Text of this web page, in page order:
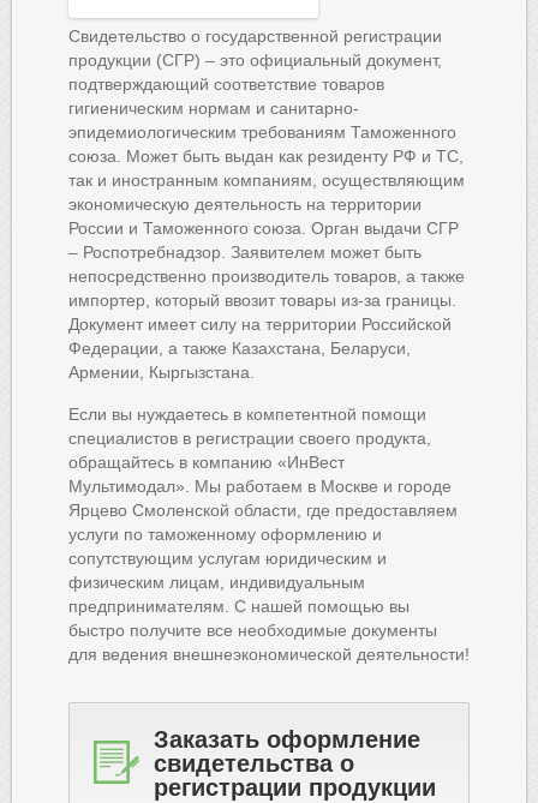
Свидетельство о государственной регистрации
продукции (СГР) – это официальный документ,
подтверждающий соответствие товаров
гигиеническим нормам и санитарно-
эпидемиологическим требованиям Таможенного
союза. Может быть выдан как резиденту РФ и ТС,
так и иностранным компаниям, осуществляющим
экономическую деятельность на территории
России и Таможенного союза. Орган выдачи СГР
– Роспотребнадзор. Заявителем может быть
непосредственно производитель товаров, а также
импортер, который ввозит товары из-за границы.
Документ имеет силу на территории Российской
Федерации, а также Казахстана, Беларуси,
Армении, Кыргызстана.
Если вы нуждаетесь в компетентной помощи
специалистов в регистрации своего продукта,
обращайтесь в компанию «ИнВест
Мультимодал». Мы работаем в Москве и городе
Ярцево Смоленской области, где предоставляем
услуги по таможенному оформлению и
сопутствующим услугам юридическим и
физическим лицам, индивидуальным
предпринимателям. С нашей помощью вы
быстро получите все необходимые документы
для ведения внешнеэкономической деятельности!
Заказать оформление
свидетельства о
регистрации продукции